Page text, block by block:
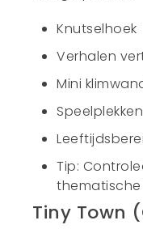
Knutselhoek
Verhalen
Mini
Tip:
Tiny Town